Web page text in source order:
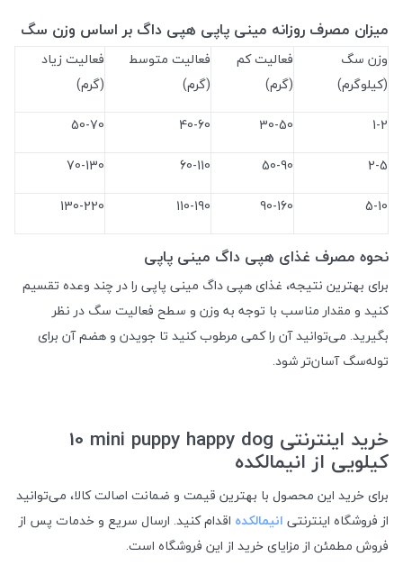
میزان مصرف روزانه مینی پاپی هپی داگ بر اساس وزن سگ
وزن سگ
(کیلوگرم)
فعالیت کم
(گرم)
فعالیت متوسط
(گرم)
فعالیت زیاد
(گرم)
1-2
30-50
40-60
50-70
2-5
50-90
60-110
70-130
5-10
90-160
110-190
130-220
نحوه مصرف غذای هپی داگ مینی پاپی
برای بهترین نتیجه، غذای هپی داگ مینی پاپی را در چند وعده تقسیم
کنید و مقدار مناسب با توجه به وزن و سطح فعالیت سگ در نظر
بگیرید. می‌توانید آن را کمی مرطوب کنید تا جویدن و هضم آن برای
توله‌سگ آسان‌تر شود.
خرید اینترنتی mini puppy happy dog
10
کیلویی از انیمالکده
برای خرید این محصول با بهترین قیمت و ضمانت اصالت کالا، می‌توانید
از فروشگاه اینترنتی انیمالکده اقدام کنید. ارسال سریع و خدمات پس از
فروش مطمئن از مزایای خرید از این فروشگاه است.